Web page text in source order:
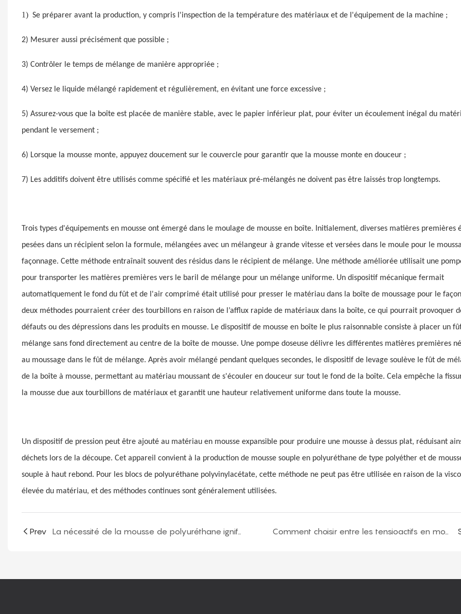
1) Se préparer avant la production, y compris l'inspection de la température des matériaux et de l'équipement de la machine ;
2) Mesurer aussi précisément que possible ;
3) Contrôler le temps de mélange de manière appropriée ;
4) Versez le liquide mélangé rapidement et régulièrement, en évitant une force excessive ;
5) Assurez-vous que la boîte est placée de manière stable, avec le papier inférieur plat, pour éviter un écoulement inégal du
pendant le versement ;
6) Lorsque la mousse monte, appuyez doucement sur le couvercle pour garantir que la mousse monte en douceur ;
7) Les additifs doivent être utilisés comme spécifié et les matériaux pré-mélangés ne doivent pas être laissés trop longtemps.
Trois types d'équipements en mousse ont émergé dans le moulage de mousse en boîte. Initialement, diverses matières premières
pesées dans un récipient selon la formule, mélangées avec un mélangeur à grande vitesse et versées dans le moule pour le
façonnage. Cette méthode entraînait souvent des résidus dans le récipient de mélange. Une méthode améliorée utilisait une
pour transporter les matières premières vers le baril de mélange pour un mélange uniforme. Un dispositif mécanique fermait
automatiquement le fond du fût et de l'air comprimé était utilisé pour presser le matériau dans la boîte de moussage pour le
deux méthodes pourraient créer des tourbillons en raison de l’afflux rapide de matériaux dans la boîte, ce qui pourrait provoquer
défauts ou des dépressions dans les produits en mousse. Le dispositif de mousse en boîte le plus raisonnable consiste à placer un
mélange sans fond directement au centre de la boîte de mousse. Une pompe doseuse délivre les différentes matières premières
au moussage dans le fût de mélange. Après avoir mélangé pendant quelques secondes, le dispositif de levage soulève le fût de
de la boîte à mousse, permettant au matériau moussant de s'écouler en douceur sur tout le fond de la boîte. Cela empêche la
la mousse due aux tourbillons de matériaux et garantit une hauteur relativement uniforme dans toute la mousse.
Un dispositif de pression peut être ajouté au matériau en mousse expansible pour produire une mousse à dessus plat, réduisant
déchets lors de la découpe. Cet appareil convient à la production de mousse souple en polyuréthane de type polyéther et de
souple à haut rebond. Pour les blocs de polyuréthane polyvinylacétate, cette méthode ne peut pas être utilisée en raison de la
élevée du matériau, et des méthodes continues sont généralement utilisées.
Prev La nécessité de la mousse de polyuréthane ignifuge Comment choisir entre les tensioactifs en mousse dure et les tensioactifs en mousse souple ?